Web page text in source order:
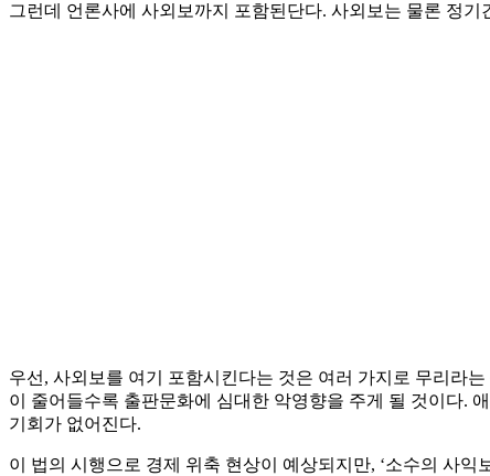
그런데 언론사에 사외보까지 포함된단다. 사외보는 물론 정
우선, 사외보를 여기 포함시킨다는 것은 여러 가지로 무리라
이 줄어들수록 출판문화에 심대한 악영향을 주게 될 것이다.
기회가 없어진다.
이 법의 시행으로 경제 위축 현상이 예상되지만, ‘소수의 사